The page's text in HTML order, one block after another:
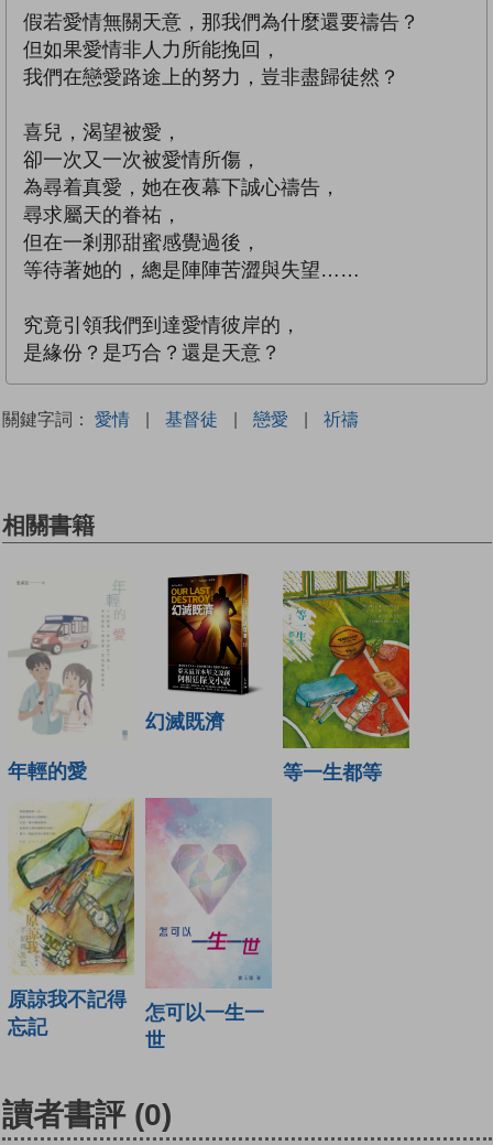
假若愛情無關天意，那我們為什麼還要禱告？
但如果愛情非人力所能挽回，
我們在戀愛路途上的努力，豈非盡歸徒然？
喜兒，渴望被愛，
卻一次又一次被愛情所傷，
為尋着真愛，她在夜幕下誠心禱告，
尋求屬天的眷祐，
但在一剎那甜蜜感覺過後，
等待著她的，總是陣陣苦澀與失望……
究竟引領我們到達愛情彼岸的，
是緣份？是巧合？還是天意？
關鍵字詞： 愛情 | 基督徒 | 戀愛 | 祈禱
相關書籍
年輕的愛
幻滅既濟
等一生都等
原諒我不記得
忘記
怎可以一生一
世
讀者書評 (0)